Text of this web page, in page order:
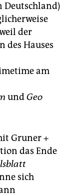
Deutschland)
der
des Hauses
am
undGeo
Gruner +
das Ende
sich